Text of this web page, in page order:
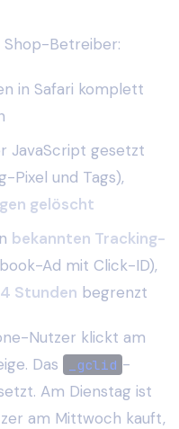
Shop-Betreiber:
in Safari komplett
JavaScript gesetzt
Pixel und Tags),
gelöscht
bekannten Tracking-
Ad mit Click-ID),
Stunden begrenzt
Nutzer klickt am
Das
_gclid -
Am Dienstag ist
am Mittwoch kauft,